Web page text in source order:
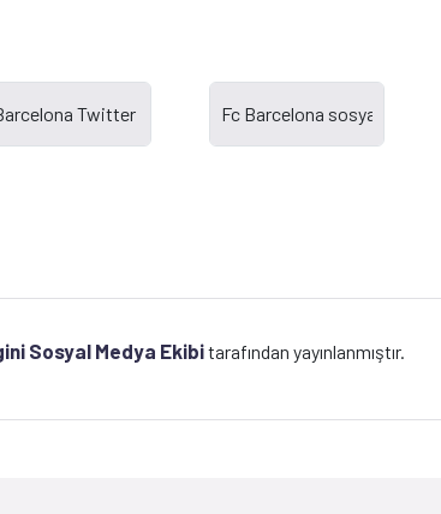
Sosyal Medya Ekibitarafından yayınlanmıştır.